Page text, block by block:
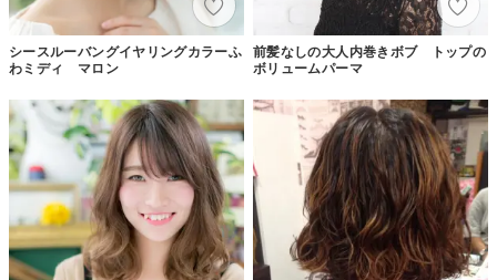
シースルーバングイヤリングカラーふ
わミディ マロン
前髪なしの大人内巻きボブ トップの
ボリュームパーマ